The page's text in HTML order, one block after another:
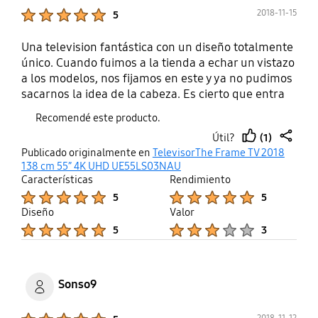
5 2018-11-15
Una television fantástica con un diseño totalmente
único. Cuando fuimos a la tienda a echar un vistazo
a los modelos, nos fijamos en este y ya no pudimos
sacarnos la idea de la cabeza. Es cierto que entra
por los ojos por lo bonito que es y las imágenes que
ponen (nada más verlo ya nos lo imaginábamos en
nuestra sala de estar con el marco nwgro a juego
con la decoración) pero es mucho más que una
televisión bonita por fuera. La smarttv tiene todas
las plataformas que solemos usar en casa y lo
mejor es que cuando no estamos viendo nada,
podemos dejar configurado el modo arte para que
se vean en la pantalla cuadros o fotos que elijamos
Recomendé este producto.
Útil?
thumb
(1)
share
Publicado originalmente en TelevisorThe Frame TV 2018
138 cm 55” 4K UHD UE55LS03NAU
Características
5
Rendimiento
5
Diseño
5
Valor
3
Sonso9